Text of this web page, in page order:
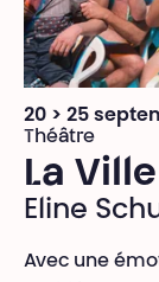
20 > 25
Théâtre
La
Eline
Avec une